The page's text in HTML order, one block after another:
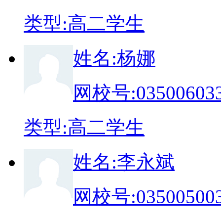
类型:高二学生
姓名:杨娜
网校号:
类型:高二学生
姓名:李永斌
网校号: